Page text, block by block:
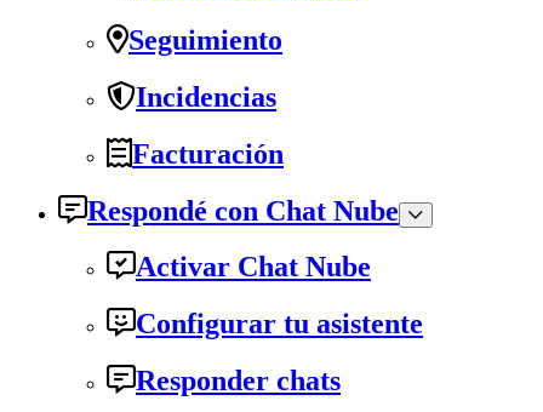
Seguimiento
Incidencias
Facturación
Respondé con Chat Nube
Activar Chat Nube
Configurar tu asistente
Responder chats